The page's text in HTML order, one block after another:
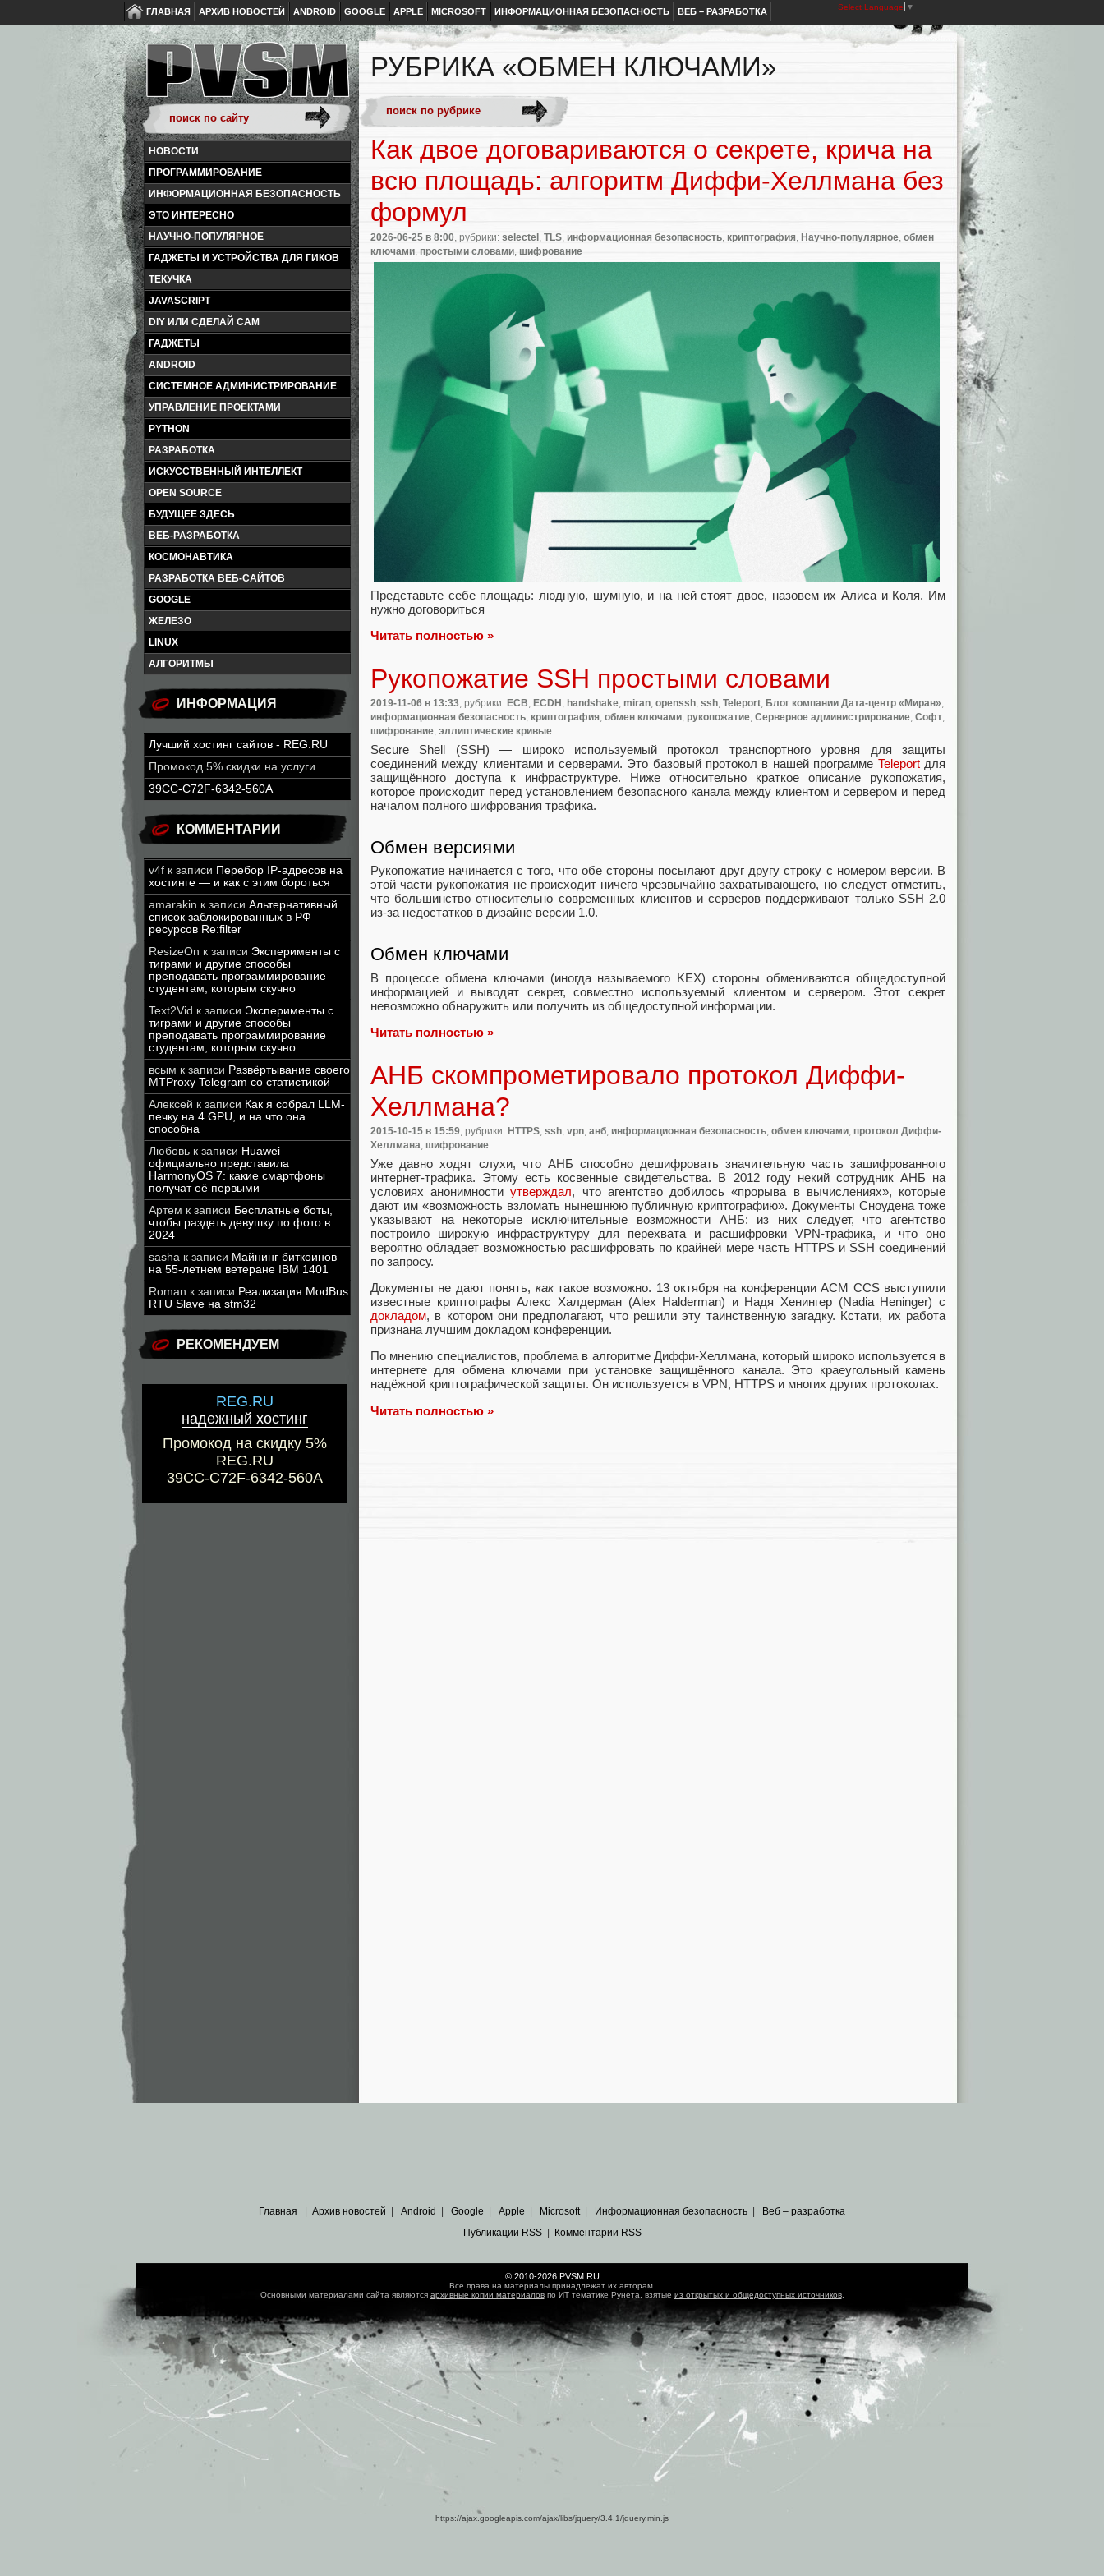
ГЛАВНАЯ АРХИВ НОВОСТЕЙ ANDROID GOOGLE APPLE MICROSOFT ИНФОРМАЦИОННАЯ БЕЗОПАСНОСТЬ ВЕБ – РАЗРАБОТКА Select Language ▼
НОВОСТИ
ПРОГРАММИРОВАНИЕ
ИНФОРМАЦИОННАЯ БЕЗОПАСНОСТЬ
ЭТО ИНТЕРЕСНО
НАУЧНО-ПОПУЛЯРНОЕ
ГАДЖЕТЫ И УСТРОЙСТВА ДЛЯ ГИКОВ
ТЕКУЧКА
JAVASCRIPT
DIY ИЛИ СДЕЛАЙ САМ
ГАДЖЕТЫ
ANDROID
СИСТЕМНОЕ АДМИНИСТРИРОВАНИЕ
УПРАВЛЕНИЕ ПРОЕКТАМИ
PYTHON
РАЗРАБОТКА
ИСКУССТВЕННЫЙ ИНТЕЛЛЕКТ
OPEN SOURCE
БУДУЩЕЕ ЗДЕСЬ
ВЕБ-РАЗРАБОТКА
КОСМОНАВТИКА
РАЗРАБОТКА ВЕБ-САЙТОВ
GOOGLE
ЖЕЛЕЗО
LINUX
АЛГОРИТМЫ
ИНФОРМАЦИЯ
Лучший хостинг сайтов - REG.RU
Промокод 5% скидки на услуги
39CC-C72F-6342-560A
КОММЕНТАРИИ
v4f к записи Перебор IP-адресов на
хостинге — и как с этим бороться
amarakin к записи Альтернативный
список заблокированных в РФ
ресурсов Re:filter
ResizeOn к записи Эксперименты с
тиграми и другие способы
преподавать программирование
студентам, которым скучно
Text2Vid к записи Эксперименты с
тиграми и другие способы
преподавать программирование
студентам, которым скучно
всым к записи Развёртывание своего
MTProxy Telegram со статистикой
Алексей к записи Как я собрал LLM-
печку на 4 GPU, и на что она
способна
Любовь к записи Huawei
официально представила
HarmonyOS 7: какие смартфоны
получат её первыми
Артем к записи Бесплатные боты,
чтобы раздеть девушку по фото в
2024
sasha к записи Майнинг биткоинов
на 55-летнем ветеране IBM 1401
Roman к записи Реализация ModBus
RTU Slave на stm32
РЕКОМЕНДУЕМ
REG.RU
надежный хостинг
Промокод на скидку 5%
REG.RU
39CC-C72F-6342-560A
РУБРИКА «ОБМЕН КЛЮЧАМИ»
Как двое договариваются о секрете, крича на
всю площадь: алгоритм Диффи-Хеллмана без
формул
2026-06-25 в 8:00 , рубрики: selectel TLS информационная безопасность криптография Научно-популярное обмен
ключами простыми словами шифрование
Представьте себе площадь: людную, шумную, и на ней стоят двое, назовем их Алиса и Коля. Им
нужно договориться
Читать полностью »
Рукопожатие SSH простыми словами
2019-11-06 в 13:33, рубрики: ECB, ECDH , handshake, miran, openssh, ssh, Teleport, Блог компании Дата-центр «Миран»,
информационная безопасность, криптография, обмен ключами, рукопожатие, Серверное администрирование, Софт,
шифрование, эллиптические кривые
Secure Shell (SSH) — широко используемый протокол транспортного уровня для защиты
соединений между клиентами и серверами. Это базовый протокол в нашей программе Teleportдля
защищённого доступа к инфраструктуре. Ниже относительно краткое описание рукопожатия,
которое происходит перед установлением безопасного канала между клиентом и сервером и перед
началом полного шифрования трафика.
Обмен версиями
Рукопожатие начинается с того, что обе стороны посылают друг другу строку с номером версии. В
этой части рукопожатия не происходит ничего чрезвычайно захватывающего, но следует отметить,
что большинство относительно современных клиентов и серверов поддерживают только SSH 2.0
из-за недостатков в дизайне версии 1.0.
Обмен ключами
В процессе обмена ключами (иногда называемого KEX) стороны обмениваются общедоступной
информацией и выводят секрет, совместно используемый клиентом и сервером. Этот секрет
невозможно обнаружить или получить из общедоступной информации.
Читать полностью »
АНБ скомпрометировало протокол Диффи-
Хеллмана?
2015-10-15 в 15:59, рубрики: HTTPS, ssh, vpn, анб, информационная безопасность, обмен ключами, протокол Диффи-
Хеллмана, шифрование
Уже давно ходят слухи, что АНБ способно дешифровать значительную часть зашифрованного
интернет-трафика. Этому есть косвенные свидетельства. В 2012 году некий сотрудник АНБ на
условиях анонимностиутверждал, что агентство добилось «прорыва в вычислениях», которые
дают им «возможность взломать нынешнюю публичную криптографию». Документы Сноудена тоже
указывают на некоторые исключительные возможности АНБ: из них следует, что агентство
построило широкую инфраструктуру для перехвата и расшифровки VPN-трафика, и что оно
вероятно обладает возможностью расшифровать по крайней мере часть HTTPS и SSH соединений
по запросу.
Документы не дают понять, кактакое возможно. 13 октября на конференции ACM CCS выступили
известные криптографы Алекс Халдерман (Alex Halderman) и Надя Хенингер (Nadia Heninger) с
докладом, в котором они предполагают, что решили эту таинственную загадку. Кстати, их работа
признана лучшим докладом конференции.
По мнению специалистов, проблема в алгоритме Диффи-Хеллмана, который широко используется в
интернете для обмена ключами при установке защищённого канала. Это краеугольный камень
надёжной криптографической защиты. Он используется в VPN, HTTPS и многих других протоколах.
Читать полностью »
Главная Архив новостей Android Google Apple Microsoft| Информационная безопасность
Веб – разработка
Публикации RSS| Комментарии RSS
© 2010-2026 PVSM.RU
Все права на материалы принадлежат их авторам.
Основными материалами сайта являются архивные копии материаловпо ИТ тематике Рунета, взятые из открытых и общедоступных источников.
https://ajax.googleapis.com/ajax/libs/jquery/3.4.1/jquery.min.js